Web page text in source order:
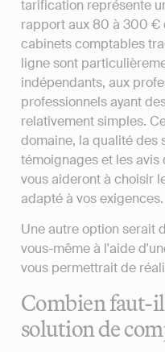
tarification représente
rapport aux 80 à 300 €
cabinets comptables
ligne sont
indépendants, aux
professionnels ayant
relativement simples.
domaine, la qualité des
témoignages et les
vous aideront à choisir
adapté à vos exigences.
Une autre option serait
vous-même à l'aide
vous permettrait de
Combien faut-
solution de